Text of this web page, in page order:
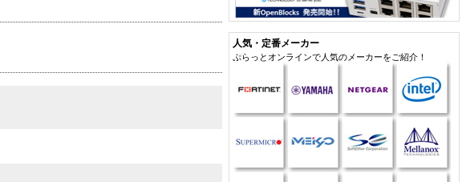
人気・定番メーカー
ぷらっとオンラインで人気のメーカーをご紹介！